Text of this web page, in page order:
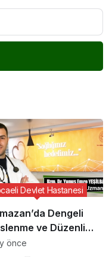
Dengeli
ve Düzenli
Vurgusu
Devlet Hastanesi
önce
HABERLER